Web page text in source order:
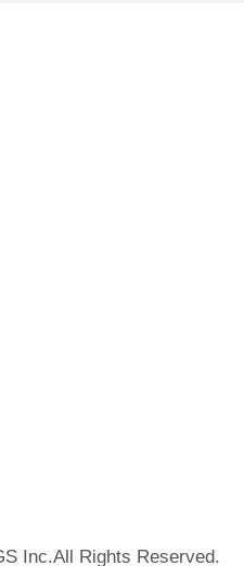
Inc.All Rights Reserved.